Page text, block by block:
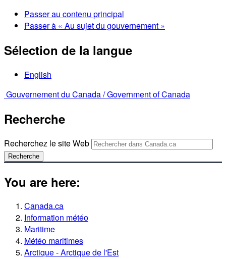
Passer au contenu principal
Passer à « Au sujet du gouvernement »
Sélection de la langue
English
Gouvernement du Canada /Government of Canada
Recherche
Recherchez le site Web
Recherche
You are here:
Canada.ca
Information météo
Maritime
Météo maritimes
Arctique - Arctique de l'Est